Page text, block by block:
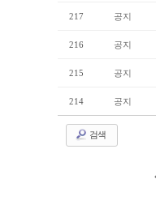
217 공지
216 공지
215 공지
214 공지
검색